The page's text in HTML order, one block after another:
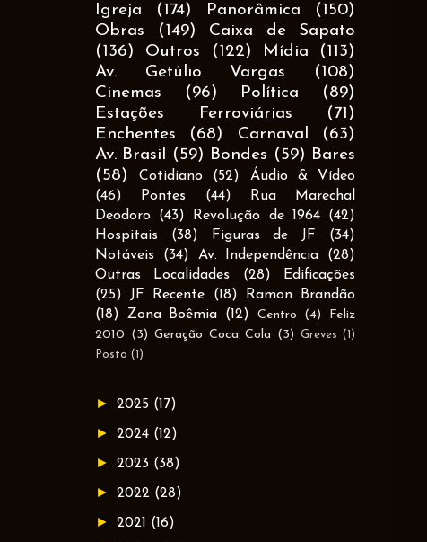
Igreja
(174) Panorâmica
(150)
Obras
(149)
Caixa de Sapato
(136)
Outros (122) Mídia
(113)
Av. Getúlio Vargas
(108)
Cinemas
(96) Política
(89)
Estações Ferroviárias
(71)
Enchentes
(68) Carnaval
(63)
Av. Brasil
(59) Bondes (59) Bares
(58)
Cotidiano (52)
Áudio & Vídeo
(46)
Pontes (44)
Rua Marechal
Deodoro
(43) Revolução de 1964
(42)
Hospitais
(38) Figuras de JF
(34)
Notáveis
(34) Av. Independência
(28)
Outras Localidades
(28)
Edificações
(25)
JF Recente (18)
Ramon Brandão
(18)
Zona Boêmia (12) Centro (4)
Feliz
2010 (3) Geração Coca Cola (3) Greves (1)
Posto (1)
► 2025 (17)
► 2024 (12)
► 2023 (38)
► 2022 (28)
► 2021 (16)